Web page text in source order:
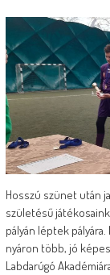
Hosszú szünet után
születésű
pályán léptek
nyáron több, jó
Labdarúgó